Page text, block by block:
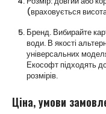
(враховується
Бренд. Вибирайте
води. В якості
універсальних
Екософт підходять
розмірів.
Ціна, умови